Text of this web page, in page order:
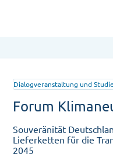
Dialogveranstaltung und
Forum
Souveränität
Lieferketten für die
2045